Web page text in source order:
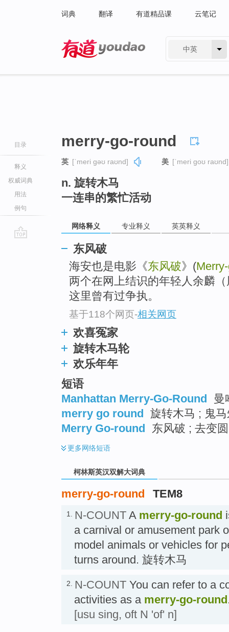
词典 翻译 有道精品课 云笔记
中英
目录
释义
权威词典
用法
例句
merry-go-round
英 [ˈmeri ɡəʊ raʊnd] 美 [ˈmeri ɡoʊ raʊnd]
n. 旋转木马
一连串的繁忙活动
网络释义 专业释义 英英释义
东风破
海安也是电影《东风破》(
两个在网上结识的年轻人余麟
这里曾有过争执。
基于118个网页-相关网页
欢喜冤家
旋转木马轮
欢乐年年
短语
Manhattan Merry-Go-Round
曼
merry go round 旋转木马 ; 鬼
Merry Go-round 东风破 ; 去变
更多网络短语
柯林斯英汉双解大词典
merry-go-round TEM8
1. N-COUNT A merry-go-round
a carnival or amusement park
model animals or vehicles for
turns around. 旋转木马
2. N-COUNT You can refer to a
activities as a merry-go-round
[usu sing, oft N 'of' n]